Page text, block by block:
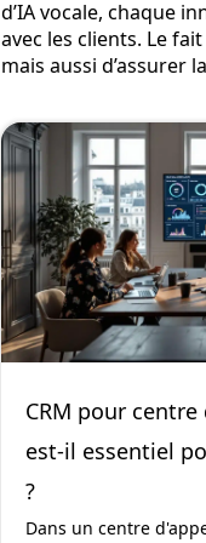
d’IA vocale, chaque
avec les clients. Le
mais aussi d’assurer
CRM pour centre
est-il essentiel
?
Dans un centre